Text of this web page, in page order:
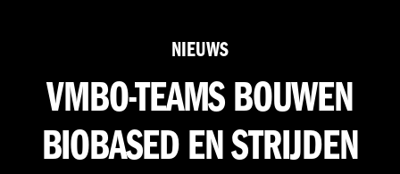
NIEUWS
VMBO-TEAMS BOUWEN
BIOBASED EN STRIJDEN